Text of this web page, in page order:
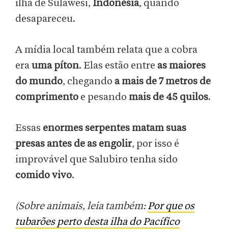
ilha de Sulawesi, Indonésia, quando
desapareceu.
A mídia local também relata que a cobra
erauma píton. Elas estão entre as maiores
do mundo, chegando a mais de 7 metros de
comprimento e pesando mais de 45 quilos.
Essas enormes serpentes matam suas
presas antes de as engolir, por isso é
improvável que Salubiro tenha sido
comido vivo.
(Sobre animais, leia também:Por que os
tubarões perto desta ilha do Pacífico